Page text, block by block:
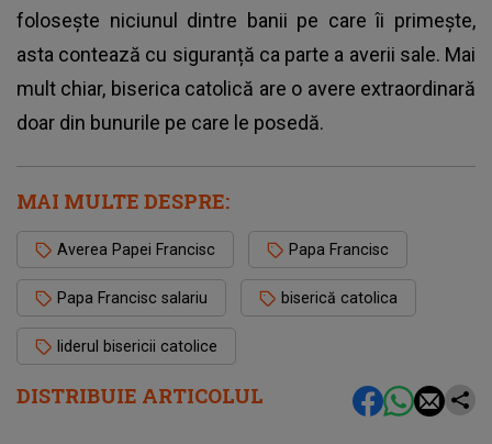
DISTRIBUIE ARTICOLUL
folosește niciunul dintre banii pe care îi primește,
asta contează cu siguranță ca parte a averii sale. Mai
mult chiar, biserica catolică are o avere extraordinară
doar din bunurile pe care le posedă.
MAI MULTE DESPRE:
Averea Papei Francisc Papa Francisc
Papa Francisc salariu biserică catolica
liderul bisericii catolice